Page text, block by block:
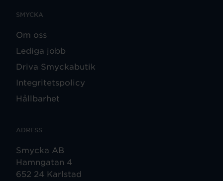
SMYCKA
Om oss
Lediga jobb
Driva Smyckabutik
Integritetspolicy
Hållbarhet
ADRESS
Smycka AB
Hamngatan 4
652 24 Karlstad